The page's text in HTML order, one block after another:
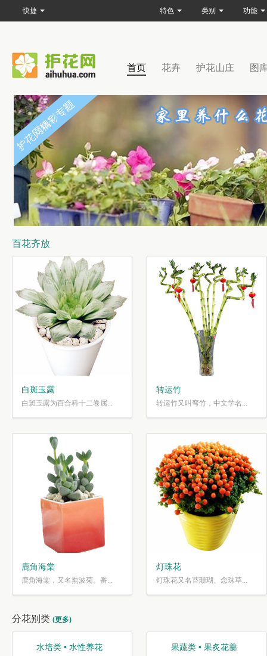
首页 花卉 护花山庄 图
百花齐放
白斑玉露
白斑玉露为百合科十二卷属...
转运竹
转运竹又叫弯竹，中文学名...
鹿角海棠
鹿角海棠，又名熏波菊。番...
灯珠花
灯珠花又名苔珊瑚、念珠草...
分花别类 (更多)
水培类 • 水性养花 果蔬类 • 果炙花羹
快捷 特色 类别 功能